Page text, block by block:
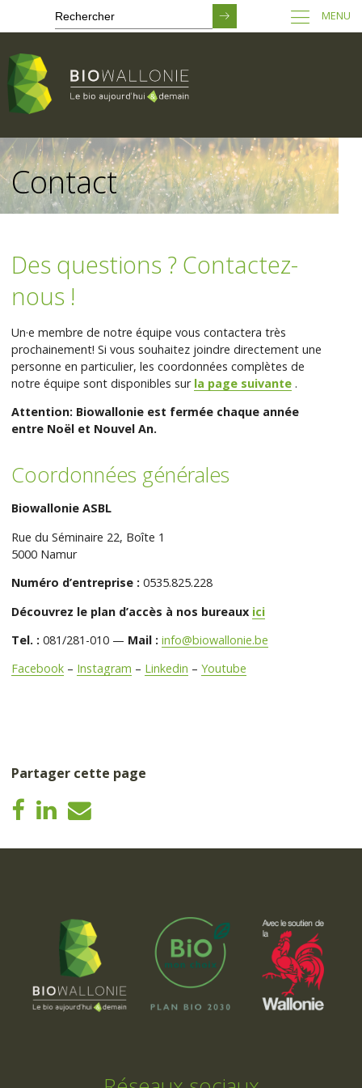
Passer
au
contenu
principal
MENU
Contact
Des questions ? Contactez-
nous !
Un·e membre de notre équipe vous contactera très
prochainement! Si vous souhaitez joindre directement une
personne en particulier, les coordonnées complètes de
notre équipe sont disponibles sur la page suivante .
Attention: Biowallonie est fermée chaque année
entre Noël et Nouvel An.
Coordonnées générales
Biowallonie ASBL
Rue du Séminaire 22, Boîte 1
5000 Namur
Numéro d’entreprise : 0535.825.228
Découvrez le plan d’accès à nos bureaux ici
Tel. : 081/281-010 — Mail : info@biowallonie.be
Facebook – Instagram – Linkedin –Youtube
Partager cette page